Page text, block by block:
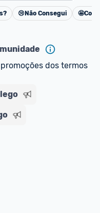
Cancelar
😢 Não Consegui 🤩
dos termos